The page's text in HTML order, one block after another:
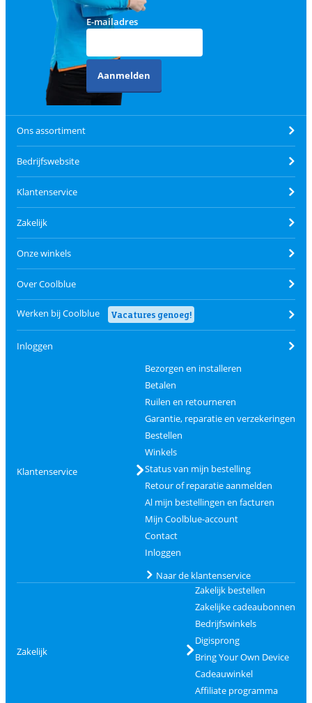
E-mailadres
Aanmelden
Ons assortiment
Bedrijfswebsite
Klantenservice
Zakelijk
Onze winkels
Over Coolblue
Werken bij Coolblue Vacatures genoeg!
Inloggen
Klantenservice
Bezorgen en installeren
Betalen
Ruilen en retourneren
Garantie, reparatie en verzekeringen
Bestellen
Winkels
Status van mijn bestelling
Retour of reparatie aanmelden
Al mijn bestellingen en facturen
Mijn Coolblue-account
Contact
Inloggen
Naar de klantenservice
Zakelijk
Zakelijk bestellen
Zakelijke cadeaubonnen
Bedrijfswinkels
Digisprong
Bring Your Own Device
Cadeauwinkel
Affiliate programma